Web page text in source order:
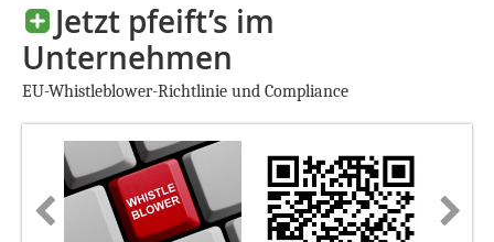
Jetzt pfeift’s im
Unternehmen
EU-Whistleblower-Richtlinie und Compliance